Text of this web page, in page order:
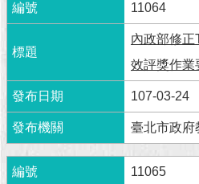
民
動
活
動
主
題
11064
內政部修正
效評獎作業
107-03-24
臺北市政府
11065